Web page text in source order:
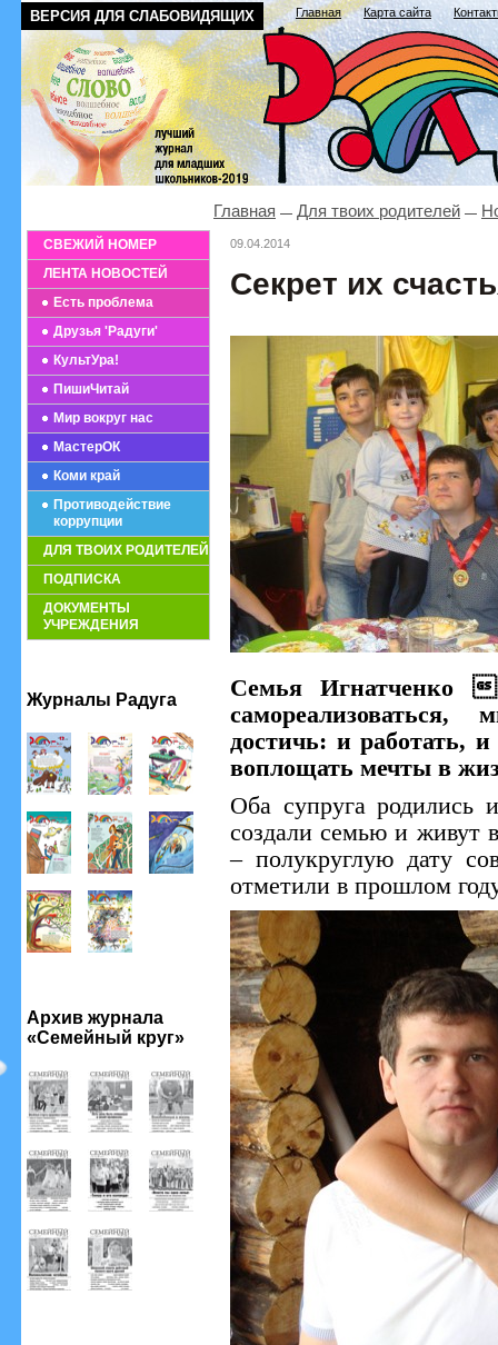
ВЕРСИЯ ДЛЯ СЛАБОВИДЯЩИХ Главная Карта сайта
СВЕЖИЙ НОМЕР
ЛЕНТА НОВОСТЕЙ
Есть проблема
Друзья 'Радуги'
КультУра!
ПишиЧитай
Мир вокруг нас
МастерОК
Коми край
Противодействие
коррупции
ДЛЯ ТВОИХ РОДИТЕЛЕЙ
ПОДПИСКА
ДОКУМЕНТЫ
УЧРЕЖДЕНИЯ
Журналы Радуга
Архив журнала
«Семейный круг»
Главная Для твоих родителей
09.04.2014
Секрет их
Семья Игнатченко
достичь: и работать,
воплощать мечты в
Оба супруга
создали семью и живут
– полукруглую дату
отметили в прошлом